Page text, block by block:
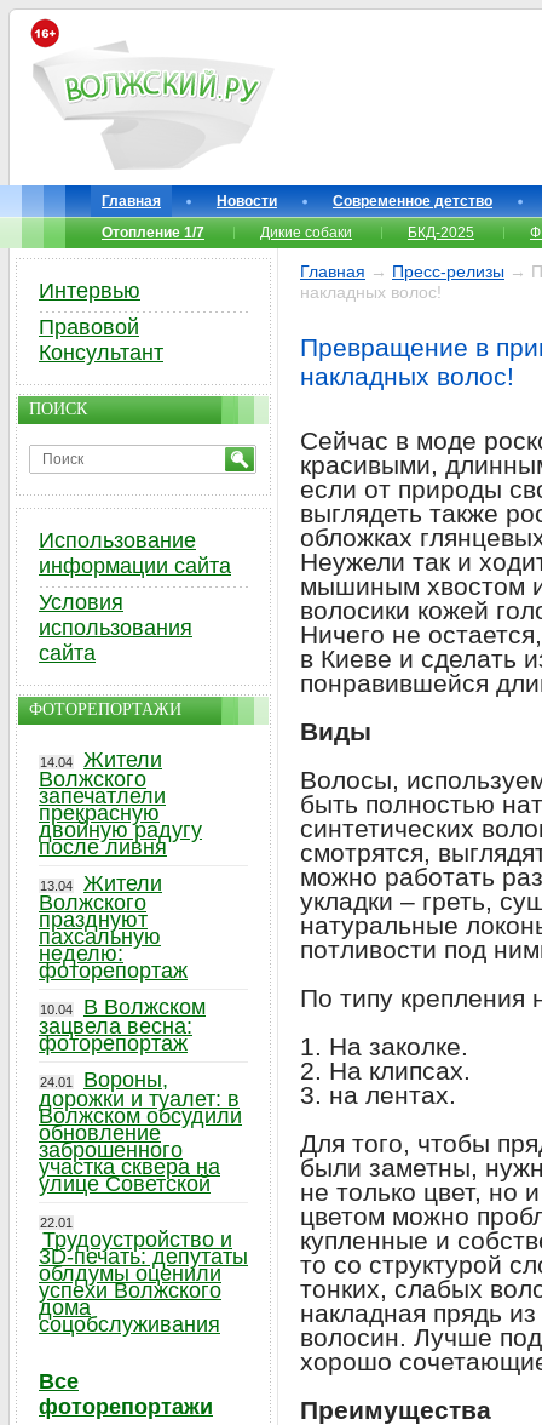
Главная Новости
Современное детство
Отопление 1/7
Дикие собаки БКД-2025
Главная → Пресс-релизы →
накладных волос!
Превращение в
накладных волос!
Сейчас в моде
красивыми,
если от природы
выглядеть также
обложках
Неужели так и
мышиным хвостом
волосики кожей
Ничего не
в Киеве и сделать
понравившейся
Виды
Волосы,
быть полностью
синтетических
смотрятся,
можно работать
укладки – греть,
натуральные
потливости под
По типу крепления
1. На заколке.
2. На клипсах.
3. на лентах.
Для того, чтобы
были заметны,
не только цвет, но
цветом можно
купленные и
то со структурой
тонких, слабых
накладная прядь
волосин. Лучше
хорошо
Преимущества
Интервью
Правовой
Консультант
ПОИСК
Использование
информации сайта
Условия
использования
сайта
ФОТОРЕПОРТАЖИ
14.04
Жители
Волжского
запечатлели
прекрасную
двойную радугу
после ливня
13.04
Жители
Волжского
празднуют
пахсальную
неделю:
фоторепортаж
10.04
В Волжском
зацвела весна:
фоторепортаж
24.01
Вороны,
дорожки и туалет: в
Волжском обсудили
обновление
заброшенного
участка сквера на
улице Советской
22.01
Трудоустройство и
3D-печать: депутаты
облдумы оценили
успехи Волжского
дома
соцобслуживания
Все
фоторепортажи